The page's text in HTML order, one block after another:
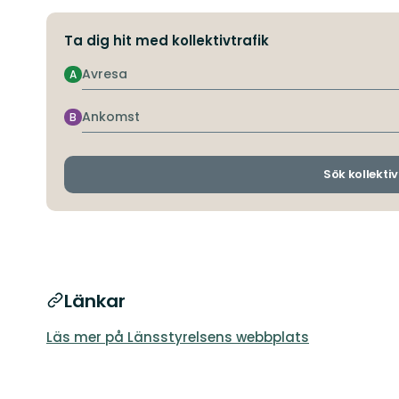
Ta dig hit med kollektivtrafik
Avresa
A
Ankomst
B
Sök
Länkar
Läs mer på Länsstyrelsens webbplats